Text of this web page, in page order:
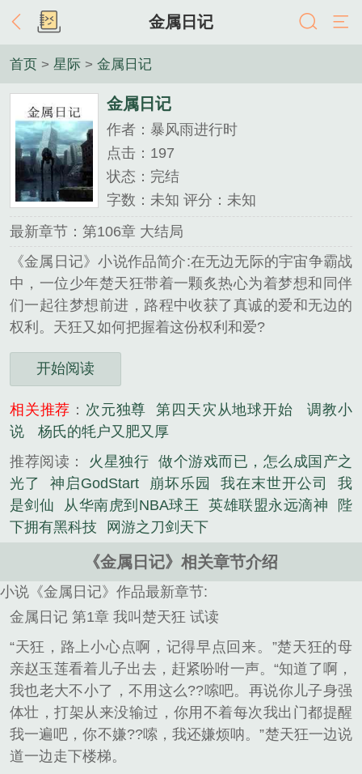
金属日记
首页 > 星际 > 金属日记
金属日记
作者：暴风雨进行时
点击：197
状态：完结
字数：未知 评分：未知
最新章节：第106章 大结局
《金属日记》小说作品简介:在无边无际的宇宙争霸战
中，一位少年楚天狂带着一颗炙热心为着梦想和同伴
们一起往梦想前进，路程中收获了真诚的爱和无边的
权利。天狂又如何把握着这份权利和爱?
开始阅读
相关推荐 ： 次元独尊 第四天灾从地球开始
调教小
说
杨氏的牦户又肥又厚
推荐阅读： 火星独行 做个游戏而已，怎么成国产之
光了
神启GodStart 崩坏乐园 我在末世开公司
我
是剑仙
从华南虎到NBA球王 英雄联盟永远滴神
陛
下拥有黑科技
网游之刀剑天下
《金属日记》相关章节介绍
小说《金属日记》作品最新章节:
金属日记 第1章 我叫楚天狂 试读
“天狂，路上小心点啊，记得早点回来。”楚天狂的母
亲赵玉莲看着儿子出去，赶紧吩咐一声。“知道了啊，
我也老大不小了，不用这么??嗦吧。再说你儿子身强
体壮，打架从来没输过，你用不着每次我出门都提醒
我一遍吧，你不嫌??嗦，我还嫌烦呐。”楚天狂一边说
道一边走下楼梯。